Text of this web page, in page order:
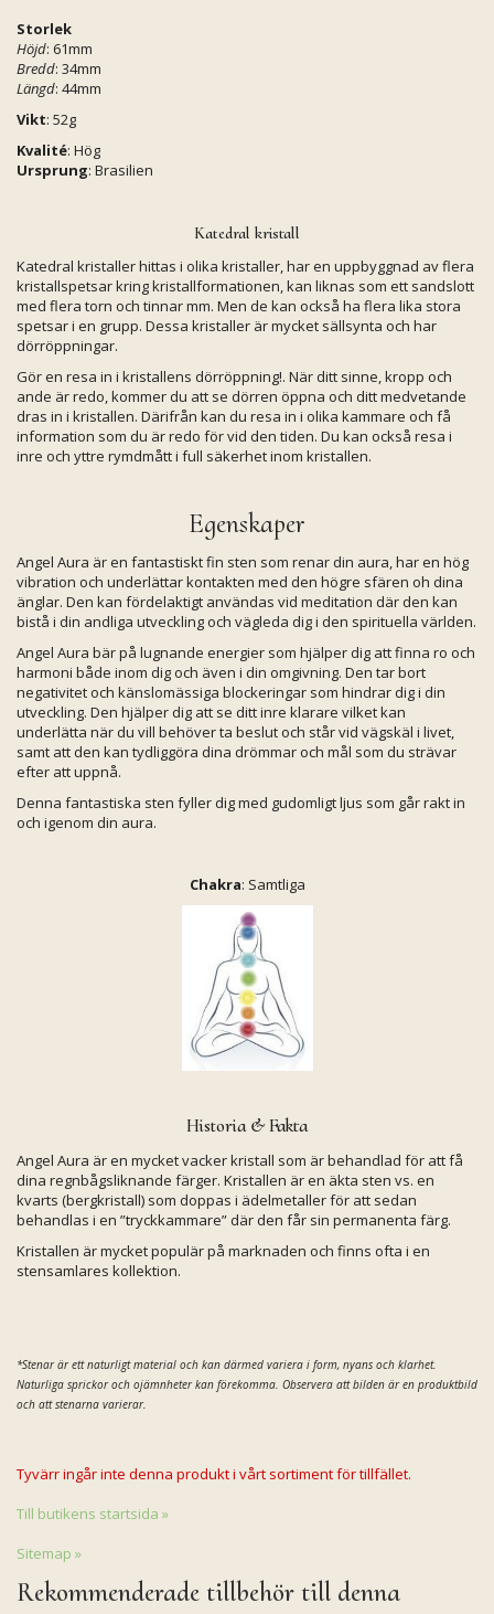
Storlek
Höjd: 61mm
Bredd: 34mm
Längd: 44mm
Vikt: 52g
Kvalité: Hög
Ursprung: Brasilien
Katedral kristall
Katedral kristaller hittas i olika kristaller, har en uppbyggnad av flera
kristallspetsar kring kristallformationen, kan liknas som ett sandslott
med flera torn och tinnar mm. Men de kan också ha flera lika stora
spetsar i en grupp. Dessa kristaller är mycket sällsynta och har
dörröppningar.
Gör en resa in i kristallens dörröppning!. När ditt sinne, kropp och
ande är redo, kommer du att se dörren öppna och ditt medvetande
dras in i kristallen. Därifrån kan du resa in i olika kammare och få
information som du är redo för vid den tiden. Du kan också resa i
inre och yttre rymdmått i full säkerhet inom kristallen.
Egenskaper
Angel Aura är en fantastiskt fin sten som renar din aura, har en hög
vibration och underlättar kontakten med den högre sfären oh dina
änglar. Den kan fördelaktigt användas vid meditation där den kan
bistå i din andliga utveckling och vägleda dig i den spirituella världen.
Angel Aura bär på lugnande energier som hjälper dig att finna ro och
harmoni både inom dig och även i din omgivning. Den tar bort
negativitet och känslomässiga blockeringar som hindrar dig i din
utveckling. Den hjälper dig att se ditt inre klarare vilket kan
underlätta när du vill behöver ta beslut och står vid vägskäl i livet,
samt att den kan tydliggöra dina drömmar och mål som du strävar
efter att uppnå.
Denna fantastiska sten fyller dig med gudomligt ljus som går rakt in
och igenom din aura.
Chakra: Samtliga
Historia & Fakta
Angel Aura är en mycket vacker kristall som är behandlad för att få
dina regnbågsliknande färger. Kristallen är en äkta sten vs. en
kvarts (bergkristall) som doppas i ädelmetaller för att sedan
behandlas i en ”tryckkammare” där den får sin permanenta färg.
Kristallen är mycket populär på marknaden och finns ofta i en
stensamlares kollektion.
*Stenar är ett naturligt material och kan därmed variera i form, nyans och klarhet.
Naturliga sprickor och ojämnheter kan förekomma. Observera att bilden är en produktbild
och att stenarna varierar.
Tyvärr ingår inte denna produkt i vårt sortiment för tillfället.
Till butikens startsida »
Sitemap »
Rekommenderade tillbehör till denna